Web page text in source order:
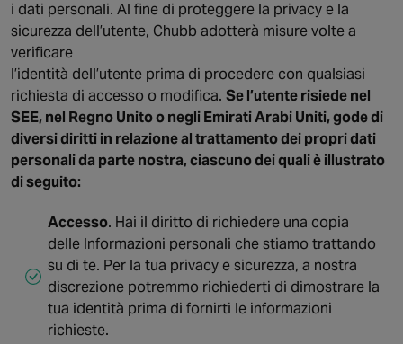
i dati personali. Al fine di proteggere la privacy e la
sicurezza dell’utente, Chubb adotterà misure volte a
verificare
l’identità dell’utente prima di procedere con qualsiasi
richiesta di accesso o modifica. Se l’utente risiede nel
SEE, nel Regno Unito o negli Emirati Arabi Uniti, gode di
diversi diritti in relazione al trattamento dei propri dati
personali da parte nostra, ciascuno dei quali è illustrato
di seguito:
Accesso. Hai il diritto di richiedere una copia
delle Informazioni personali che stiamo trattando
su di te. Per la tua privacy e sicurezza, a nostra
discrezione potremmo richiederti di dimostrare la
tua identità prima di fornirti le informazioni
richieste.